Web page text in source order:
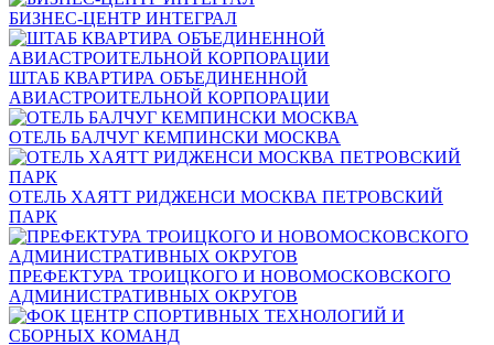
БИЗНЕС-ЦЕНТР ИНТЕГРАЛ
ШТАБ КВАРТИРА ОБЪЕДИНЕННОЙ
АВИАСТРОИТЕЛЬНОЙ КОРПОРАЦИИ
ОТЕЛЬ БАЛЧУГ КЕМПИНСКИ МОСКВА
ОТЕЛЬ ХАЯТТ РИДЖЕНСИ МОСКВА ПЕТРОВСКИЙ
ПАРК
ПРЕФЕКТУРА ТРОИЦКОГО И НОВОМОСКОВСКОГО
АДМИНИСТРАТИВНЫХ ОКРУГОВ